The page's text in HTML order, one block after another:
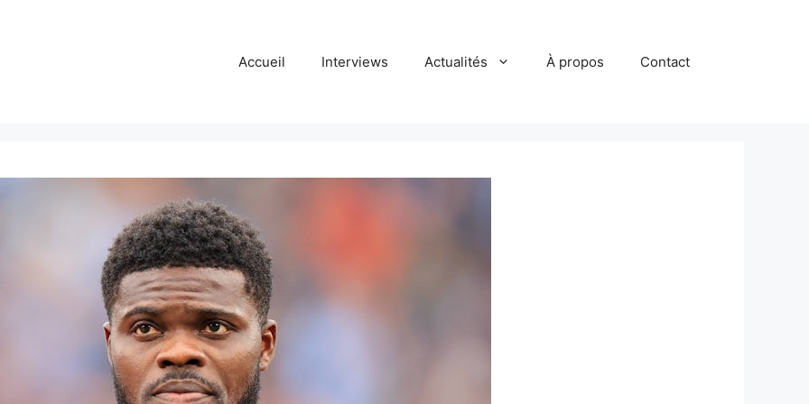
Accueil Interviews Actualités À propos Contact